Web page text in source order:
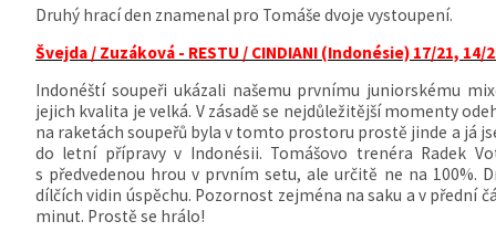
Druhý hrací den znamenal pro Tomáše dvoje vystoupení.
Švejda / Zuzáková - RESTU / CINDIANI (Indonésie) 17/21,
Indonéští soupeři ukázali našemu prvnímu juniorskému
jejich kvalita je velká. V zásadě se nejdůležitější momenty
na raketách soupeřů byla v tomto prostoru prostě jinde a já
do letní přípravy v Indonésii. Tomášovo trenéra Radek
s předvedenou hrou v prvním setu, ale určitě ne na 100%.
dílčích vidin úspěchu. Pozornost zejména na saku a v přední
minut. Prostě se hrálo!